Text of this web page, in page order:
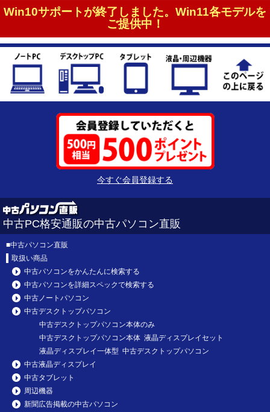
Win10サポートが終了しました。Win11各モデルを
ご提供中！
今すぐ会員登録する
中古PC格安通販の中古パソコン直販
■中古パソコン直販
取扱い商品
中古パソコンをかんたんに検索する
中古パソコンを詳細スペックで検索する
中古ノートパソコン
中古デスクトップパソコン
中古デスクトップパソコン本体のみ
中古デスクトップパソコン本体 液晶ディスプレイセット
液晶ディスプレイ一体型 中古デスクトップパソコン
中古液晶ディスプレイ
中古タブレット
周辺機器
新聞広告掲載の中古パソコン